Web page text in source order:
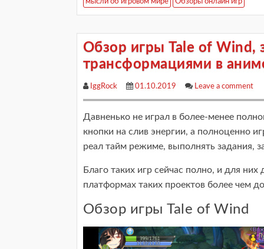
Обзор игры Tale of Wind,
трансформациями в
IggRock 01.10.2019 Leave a comment
Давненько не играл в более-менее
кнопки на слив энергии, а полноценно
реал тайм режиме, выполнять задания,
Благо таких игр сейчас полно, и для
платформах таких проектов более чем
Обзор игры Tale of Wind